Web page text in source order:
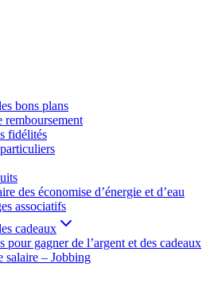
bons plans
remboursement
fidélités
des économise d’énergie et d’eau
associatifs
cadeaux
pour gagner de l’argent et des cadeaux
salaire – Jobbing